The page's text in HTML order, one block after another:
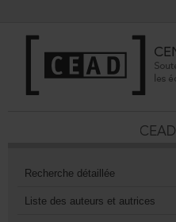
Recherchedétaillée
Listedesauteursetautrices